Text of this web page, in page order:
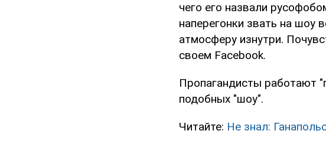
чего его назвали
наперегонки звать на шоу
атмосферу изнутри.
своем Facebook.
Пропагандисты работают
подобных "шоу".
Читайте: Не знал: